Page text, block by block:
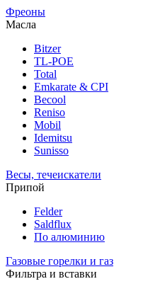
Фреоны
Масла
Bitzer
TL-POE
Total
Emkarate & CPI
Becool
Reniso
Mobil
Idemitsu
Sunisso
Весы, течеискатели
Припой
Felder
Saldflux
По алюминию
Газовые горелки и газ
Фильтра и вставки